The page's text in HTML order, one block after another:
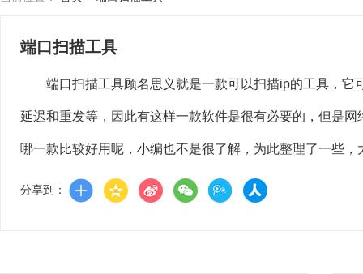
端口扫描工具
端口扫描工具顾名思义就是一款可以扫描ip的工具，它
延迟和重发等，因此有这样一款软件是很有必要的，但是
哪一款比较好用呢，小编也不是很了解，为此整理了一些，
分享到：